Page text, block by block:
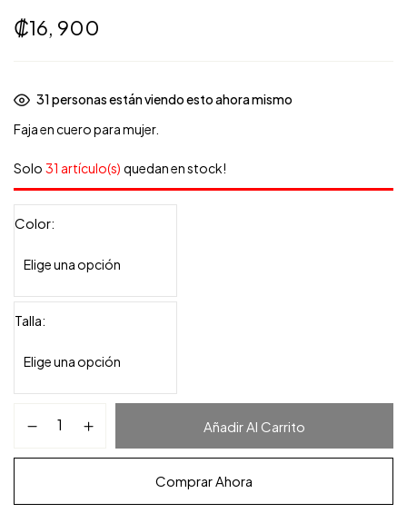
₡16, 900
31personas están viendo esto ahora mismo
Faja en cuero para mujer.
Solo 31 artículo(s) quedan en stock!
Color
Talla
Añadir Al Carrito
Comprar Ahora